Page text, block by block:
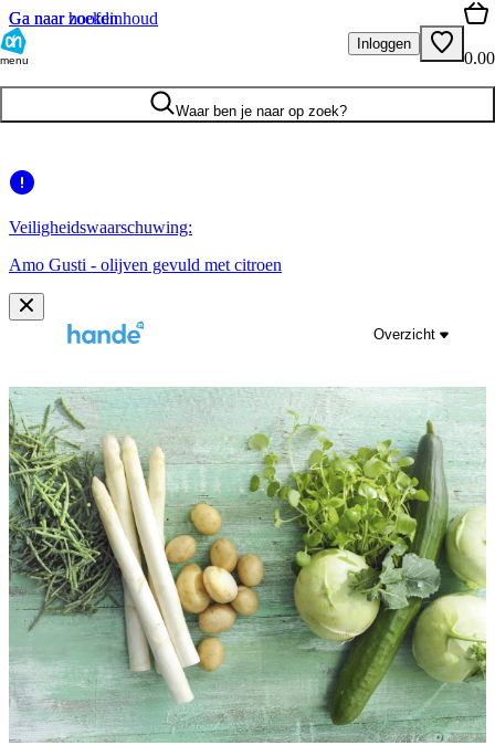
Ga naar hoofdinhoud
Ga naar zoeken
menu
Inloggen
0.00
Waar ben je naar op zoek?
Veiligheidswaarschuwing:
Amo Gusti - olijven gevuld met citroen
Overzicht